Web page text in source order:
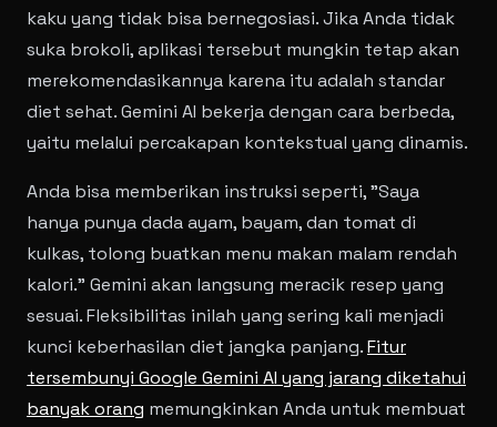
kaku yang tidak bisa bernegosiasi. Jika Anda tidak
suka brokoli, aplikasi tersebut mungkin tetap akan
merekomendasikannya karena itu adalah standar
diet sehat. Gemini AI bekerja dengan cara berbeda,
yaitu melalui percakapan kontekstual yang dinamis.
Anda bisa memberikan instruksi seperti, "Saya
hanya punya dada ayam, bayam, dan tomat di
kulkas, tolong buatkan menu makan malam rendah
kalori." Gemini akan langsung meracik resep yang
sesuai. Fleksibilitas inilah yang sering kali menjadi
kunci keberhasilan diet jangka panjang.Fitur
tersembunyi Google Gemini AI yang jarang diketahui
banyak orang memungkinkan Anda untuk membuat